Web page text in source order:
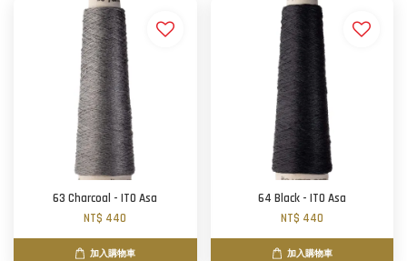
63 Charcoal - ITO Asa
NT$ 440
加入購物車
64 Black - ITO Asa
NT$ 440
加入購物車